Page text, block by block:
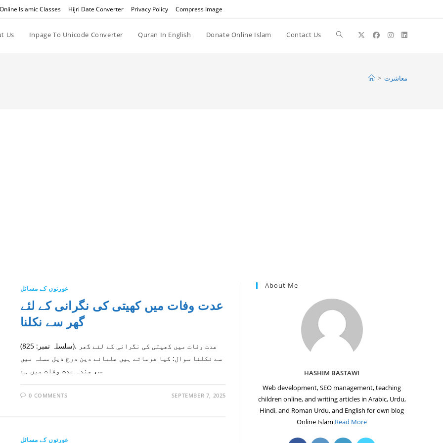
Online Islamic Classes Hijri Date Converter Privacy Policy Compress Image
Us Inpage To Unicode Converter Quran In English Donate Online Islam Contact Us Toggle
> معاشرت
عورتوں کے مسائل
عدت وفات میں کھیتی کی نگرانی کے لئے
گھر سے نکلنا
(سلسلہ نمبر: 825). عدت وفات میں کھیتی کی نگرانی کے لئے گھر
سے نکلنا سوال: کیا فرماتے ہیں علمائے دین درج ذیل مسلہ میں
، ھندہ عدت وفات میں ہے…
0 COMMENTS SEPTEMBER 7, 2025
عورتوں کے مسائل
About Me
HASHIM BASTAWI
Web development, SEO management, teaching
children online, and writing articles in Arabic, Urdu,
Hindi, and Roman Urdu, and English for own blog
Online Islam Read More